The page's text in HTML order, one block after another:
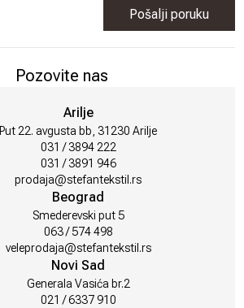
Pošalji poruku
Pozovite nas
Arilje
Put 22. avgusta bb, 31230 Arilje
031 / 3894 222
031 / 3891 946
prodaja@stefantekstil.rs
Beograd
Smederevski put 5
063 / 574 498
veleprodaja@stefantekstil.rs
Novi Sad
Generala Vasića br.2
021 / 6337 910